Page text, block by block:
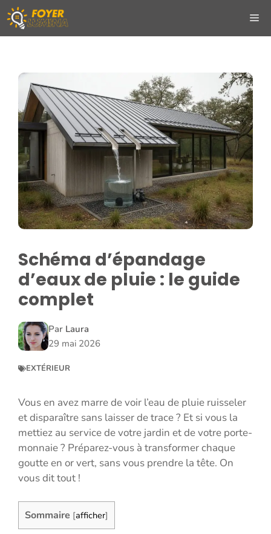
Aller
au
contenu
Schéma d’épandage
d’eaux de pluie : le guide
complet
Par Laura
29 mai 2026
EXTÉRIEUR
Vous en avez marre de voir l’eau de pluie ruisseler
et disparaître sans laisser de trace ? Et si vous la
mettiez au service de votre jardin et de votre porte-
monnaie ? Préparez-vous à transformer chaque
goutte en or vert, sans vous prendre la tête. On
vous dit tout !
Sommaire [afficher]